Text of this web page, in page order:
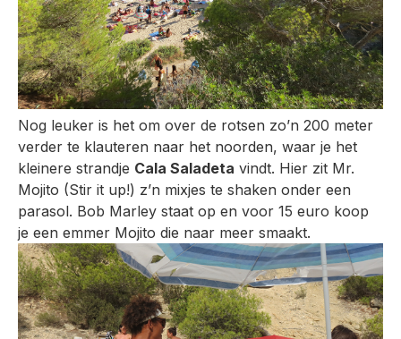
Nog leuker is het om over de rotsen zo’n 200 meter
verder te klauteren naar het noorden, waar je het
kleinere strandje Cala Saladeta vindt. Hier zit Mr.
Mojito (Stir it up!) z’n mixjes te shaken onder een
parasol. Bob Marley staat op en voor 15 euro koop
je een emmer Mojito die naar meer smaakt.